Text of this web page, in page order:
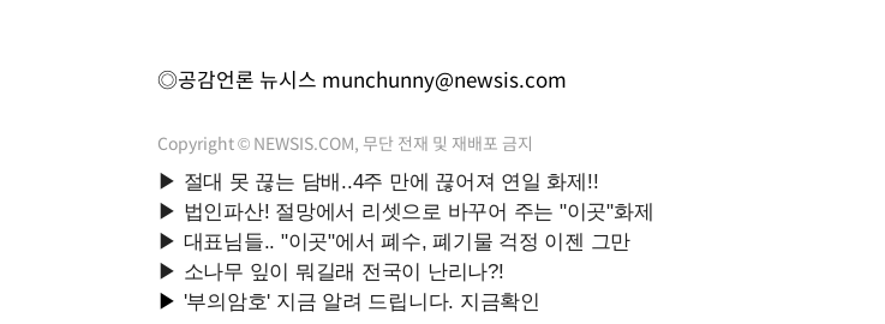
◎공감언론 뉴시스 munchunny@newsis.com
Copyright © NEWSIS.COM, 무단 전재 및 재배포 금지